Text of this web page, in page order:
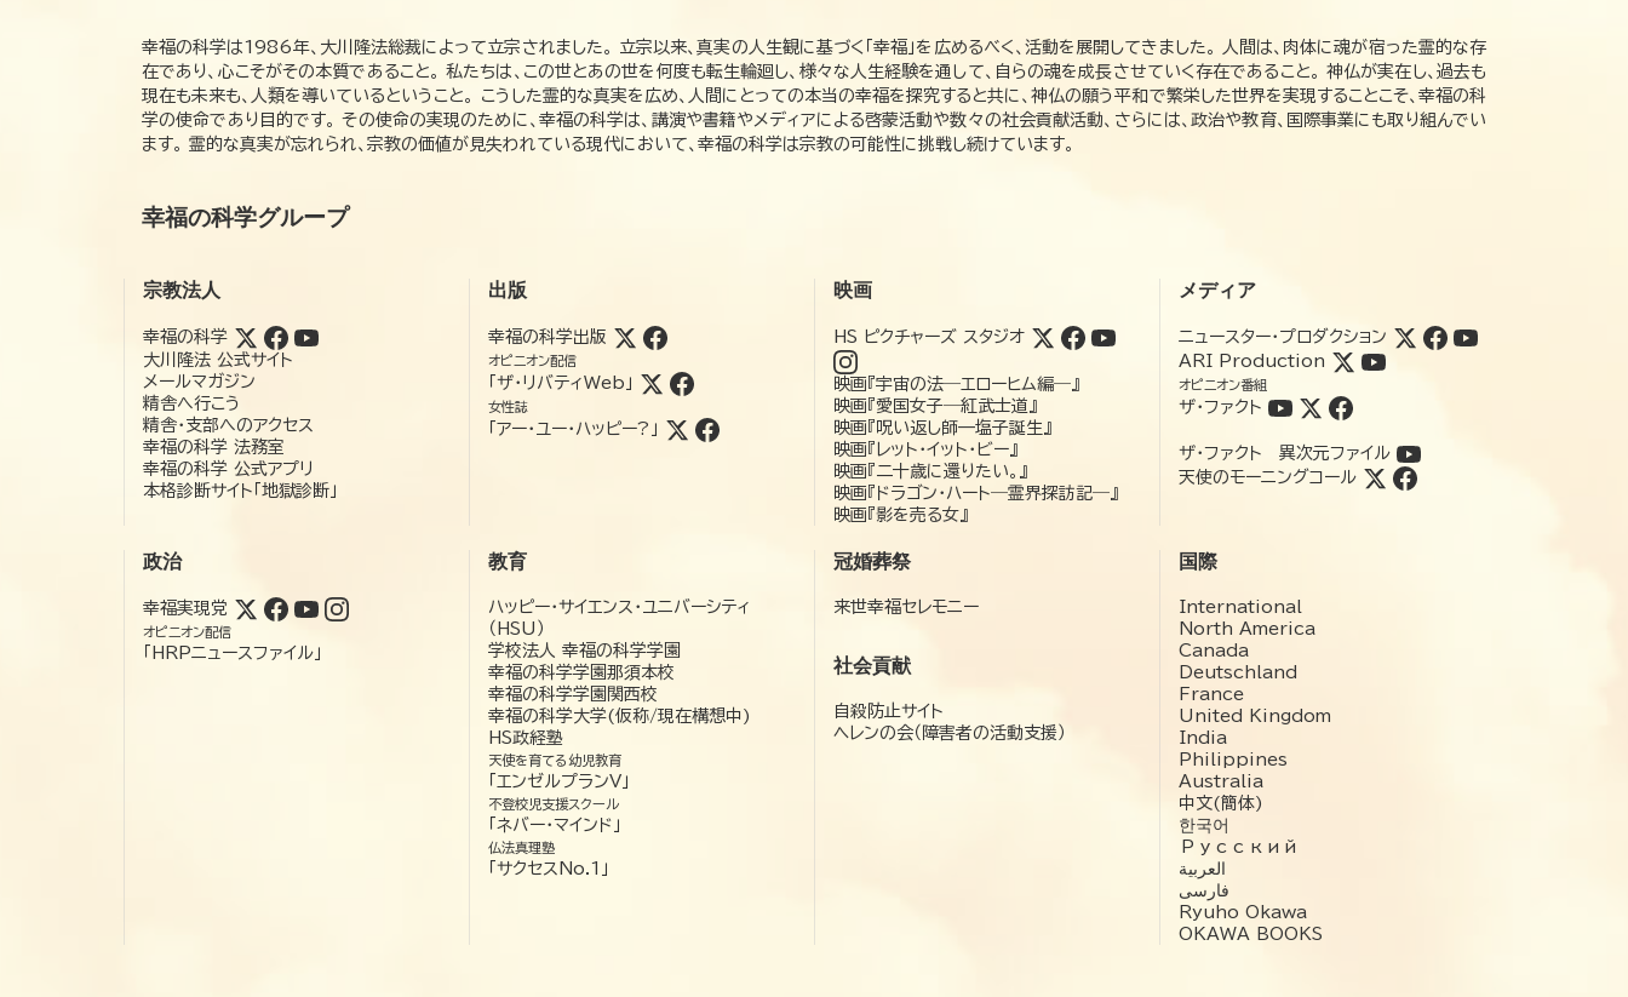
幸福の科学は1986年、大川隆法総裁によって立宗されました。 立宗以来、真実の人生観に基づく「幸福」を広めるべく、活動を展開してきました。 人間は、肉体に魂が宿った霊的な存
在であり、心こそがその本質であること。 私たちは、この世とあの世を何度も転生輪廻し、様々な人生経験を通して、自らの魂を成長させていく存在であること。 神仏が実在し、過去も
現在も未来も、人類を導いているということ。 こうした霊的な真実を広め、人間にとっての本当の幸福を探究すると共に、神仏の願う平和で繁栄した世界を実現することこそ、幸福の科
学の使命であり目的です。 その使命の実現のために、幸福の科学は、講演や書籍やメディアによる啓蒙活動や数々の社会貢献活動、さらには、政治や教育、国際事業にも取り組んでい
ます。 霊的な真実が忘れられ、宗教の価値が見失われている現代において、幸福の科学は宗教の可能性に挑戦し続けています。
幸福の科学グループ
宗教法人
幸福の科学
大川隆法 公式サイト
メールマガジン
精舎へ行こう
精舎・支部へのアクセス
幸福の科学 法務室
幸福の科学 公式アプリ
本格診断サイト「地獄診断」
出版
幸福の科学出版
オピニオン配信
「ザ・リバティWeb」
女性誌
「アー・ユー・ハッピー?」
映画
HS ピクチャーズ スタジオ
映画『宇宙の法―エローヒム編―』
映画『愛国女子―紅武士道』
映画『呪い返し師—塩子誕生』
映画『レット・イット・ビー』
映画『二十歳に還りたい。』
映画『ドラゴン・ハート―霊界探訪記―』
映画『影を売る女』
メディア
ニュースター・プロダクション
ARI Production
オピニオン番組
ザ・ファクト
ザ・ファクト 異次元ファイル
天使のモーニングコール
政治
幸福実現党
オピニオン配信
「HRPニュースファイル」
教育
ハッピー・サイエンス・ユニバーシティ
（HSU）
学校法人 幸福の科学学園
幸福の科学学園那須本校
幸福の科学学園関西校
幸福の科学大学(仮称/現在構想中)
HS政経塾
天使を育てる幼児教育
「エンゼルプランV」
不登校児支援スクール
「ネバー・マインド」
仏法真理塾
「サクセスNo.1」
冠婚葬祭
来世幸福セレモニー
社会貢献
自殺防止サイト
ヘレンの会（障害者の活動支援）
国際
International
North America
Canada
Deutschland
France
United Kingdom
India
Philippines
Australia
中文(簡体)
한국어
Русский
العربية‏
فارسی
Ryuho Okawa
OKAWA BOOKS